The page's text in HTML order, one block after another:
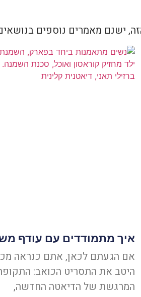
מאמרים נוספים
ישנם מאמרים נוספים
איך מתמודדים עם עודף
אם הגעתם לכאן, אתם כנראה
היטב את התסריט הכואב:
המרגשת של הדיאטה החדשה,